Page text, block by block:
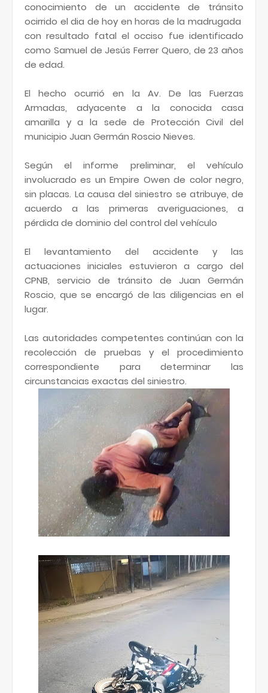
conocimiento de un accidente de tránsito
ocirrido el dia de hoy en horas de la madrugada
con resultado fatal el occiso fue identificado
como Samuel de Jesús Ferrer Quero, de 23 años
de edad.
El hecho ocurrió en la Av. De las Fuerzas
Armadas, adyacente a la conocida casa
amarilla y a la sede de Protección Civil del
municipio Juan Germán Roscio Nieves.
Según el informe preliminar, el vehículo
involucrado es un Empire Owen de color negro,
sin placas. La causa del siniestro se atribuye, de
acuerdo a las primeras averiguaciones, a
pérdida de dominio del control del vehículo
El levantamiento del accidente y las
actuaciones iniciales estuvieron a cargo del
CPNB, servicio de tránsito de Juan Germán
Roscio, que se encargó de las diligencias en el
lugar.
Las autoridades competentes continúan con la
recolección de pruebas y el procedimiento
correspondiente para determinar las
circunstancias exactas del siniestro.